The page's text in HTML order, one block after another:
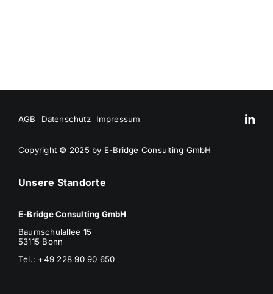
AGB Datenschutz Impressum
Copyright © 2025 by E-Bridge Consulting GmbH
Unsere Standorte
E-Bridge Consulting GmbH
Baumschulallee 15
53115 Bonn
Tel.: +49 228 90 90 650